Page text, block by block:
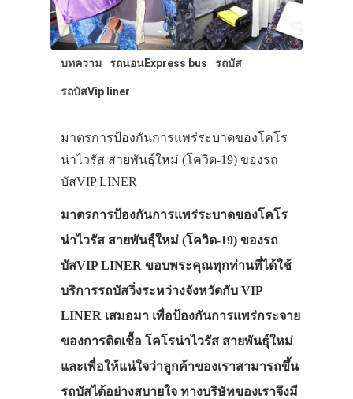
บทความ รถนอนExpress bus รถบัส
รถบัสVip liner
มาตรการป้องกันการแพร่ระบาดของโคโร
น่าไวรัส สายพันธุ์ใหม่ (โควิด-19) ของรถ
บัสVIP LINER
มาตรการป้องกันการแพร่ระบาดของโคโร
น่าไวรัส สายพันธุ์ใหม่ (โควิด-19) ของรถ
บัสVIP LINER ขอบพระคุณทุกท่านที่ได้ใช้
บริการรถบัสวิ่งระหว่างจังหวัดกับ VIP
LINER เสมอมา เพื่อป้องกันการแพร่กระจาย
ของการติดเชื้อ โคโรน่าไวรัส สายพันธุ์ใหม่
และเพื่อให้แน่ใจว่าลูกค้าของเราสามารถขึ้น
รถบัสได้อย่างสบายใจ ทางบริษัทของเราจึงมี
VIDEO
ภาพประทับใจ